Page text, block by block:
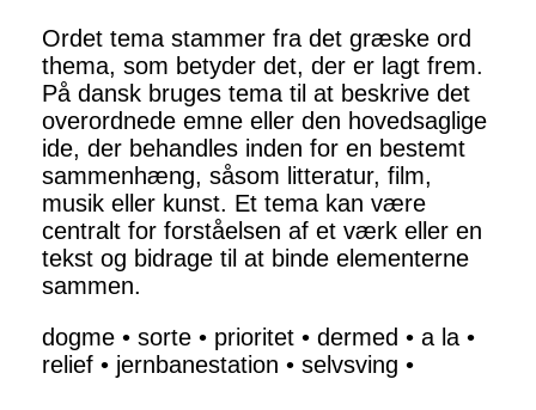
Ordet tema stammer fra det græske ord
thema, som betyder det, der er lagt frem.
På dansk bruges tema til at beskrive det
overordnede emne eller den hovedsaglige
ide, der behandles inden for en bestemt
sammenhæng, såsom litteratur, film,
musik eller kunst. Et tema kan være
centralt for forståelsen af et værk eller en
tekst og bidrage til at binde elementerne
sammen.
dogme • sorte • prioritet • dermed • a la •
relief • jernbanestation • selvsving •